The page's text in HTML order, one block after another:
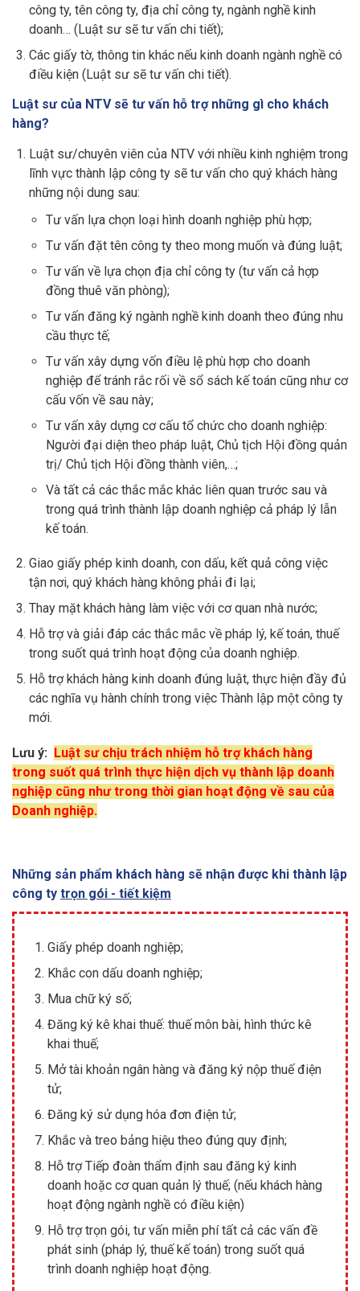
công ty, tên công ty, địa chỉ công ty, ngành nghề kinh
doanh… (Luật sư sẽ tư vấn chi tiết);
Các giấy tờ, thông tin khác nếu kinh doanh ngành nghề có
điều kiện (Luật sư sẽ tư vấn chi tiết).
Luật sư của NTV sẽ tư vấn hỗ trợ những gì cho khách
hàng?
Luật sư/chuyên viên của NTV với nhiều kinh nghiệm trong
lĩnh vực thành lập công ty sẽ tư vấn cho quý khách hàng
những nội dung sau:
Tư vấn lựa chọn loại hình doanh nghiệp phù hợp;
Tư vấn đặt tên công ty theo mong muốn và đúng luật;
Tư vấn về lựa chọn địa chỉ công ty (tư vấn cả hợp
đồng thuê văn phòng);
Tư vấn đăng ký ngành nghề kinh doanh theo đúng nhu
cầu thực tế;
Tư vấn xây dựng vốn điều lệ phù hợp cho doanh
nghiệp để tránh rắc rối về sổ sách kế toán cũng như cơ
cấu vốn về sau này;
Tư vấn xây dựng cơ cấu tổ chức cho doanh nghiệp:
Người đại diện theo pháp luật, Chủ tịch Hội đồng quản
trị/ Chủ tịch Hội đồng thành viên,…;
Và tất cả các thắc mắc khác liên quantrước sau và
trong quá trình thành lập doanh nghiệp cả pháp lý lẫn
kế toán.
Giao giấy phép kinh doanh, con dấu, kết quả công việc
tận nơi, quý khách hàng không phải đi lại;
Thay mặt khách hàng làm việc với cơ quan nhà nước;
Hỗ trợ và giải đáp các thắc mắc về pháp lý, kế toán, thuế
trong suốt quá trình hoạt động của doanh nghiệp.
Hỗ trợ khách hàng kinh doanh đúng luật, thực hiện đầy đủ
các nghĩa vụ hành chính trong việc Thành lập một công ty
mới.
Lưu ý: Luật sư chịu trách nhiệm hỗ trợ khách hàng
trong suốt quá trình thực hiện dịch vụ thành lập doanh
nghiệp cũng như trong thời gian hoạt động về sau của
Doanh nghiệp.
Những sản phẩm khách hàng sẽ nhận được khi thành lập
công ty trọn gói - tiết kiệm
Giấy phép doanh nghiệp;
Khắc con dấu doanh nghiệp;
Mua chữ ký số;
Đăng ký kê khai thuế: thuế môn bài, hình thức kê
khai thuế;
Mở tài khoản ngân hàng và đăng ký nộp thuế điện
tử;
Đăng ký sử dụng hóa đơn điện tử;
Khắc và treo bảng hiệu theo đúng quy định;
Hỗ trợ Tiếp đoàn thẩm định sau đăng ký kinh
doanh hoặc cơ quan quản lý thuế; (nếu khách hàng
hoạt động ngành nghề có điều kiện)
Hỗ trợ trọn gói, tư vấn miễn phí tất cả các vấn đề
phát sinh (pháp lý, thuế kế toán) trong suốt quá
trình doanh nghiệp hoạt động.